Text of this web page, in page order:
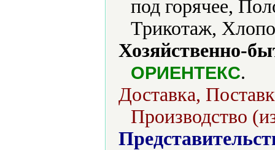
под горячее,
Трикотаж,
Хозяйственно-
ОРИЕНТЕКС.
Доставка,
Производство